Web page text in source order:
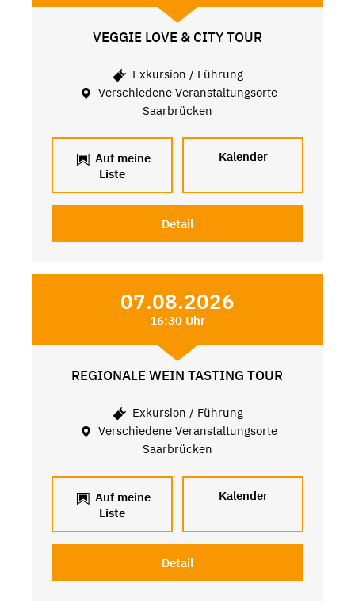
VEGGIE LOVE & CITY TOUR
Exkursion / Führung
Verschiedene Veranstaltungsorte
Saarbrücken
Auf meine
Liste
Kalender
Detail
07.08.2026
16:30 Uhr
REGIONALE WEIN TASTING TOUR
Exkursion / Führung
Verschiedene Veranstaltungsorte
Saarbrücken
Auf meine
Liste
Kalender
Detail